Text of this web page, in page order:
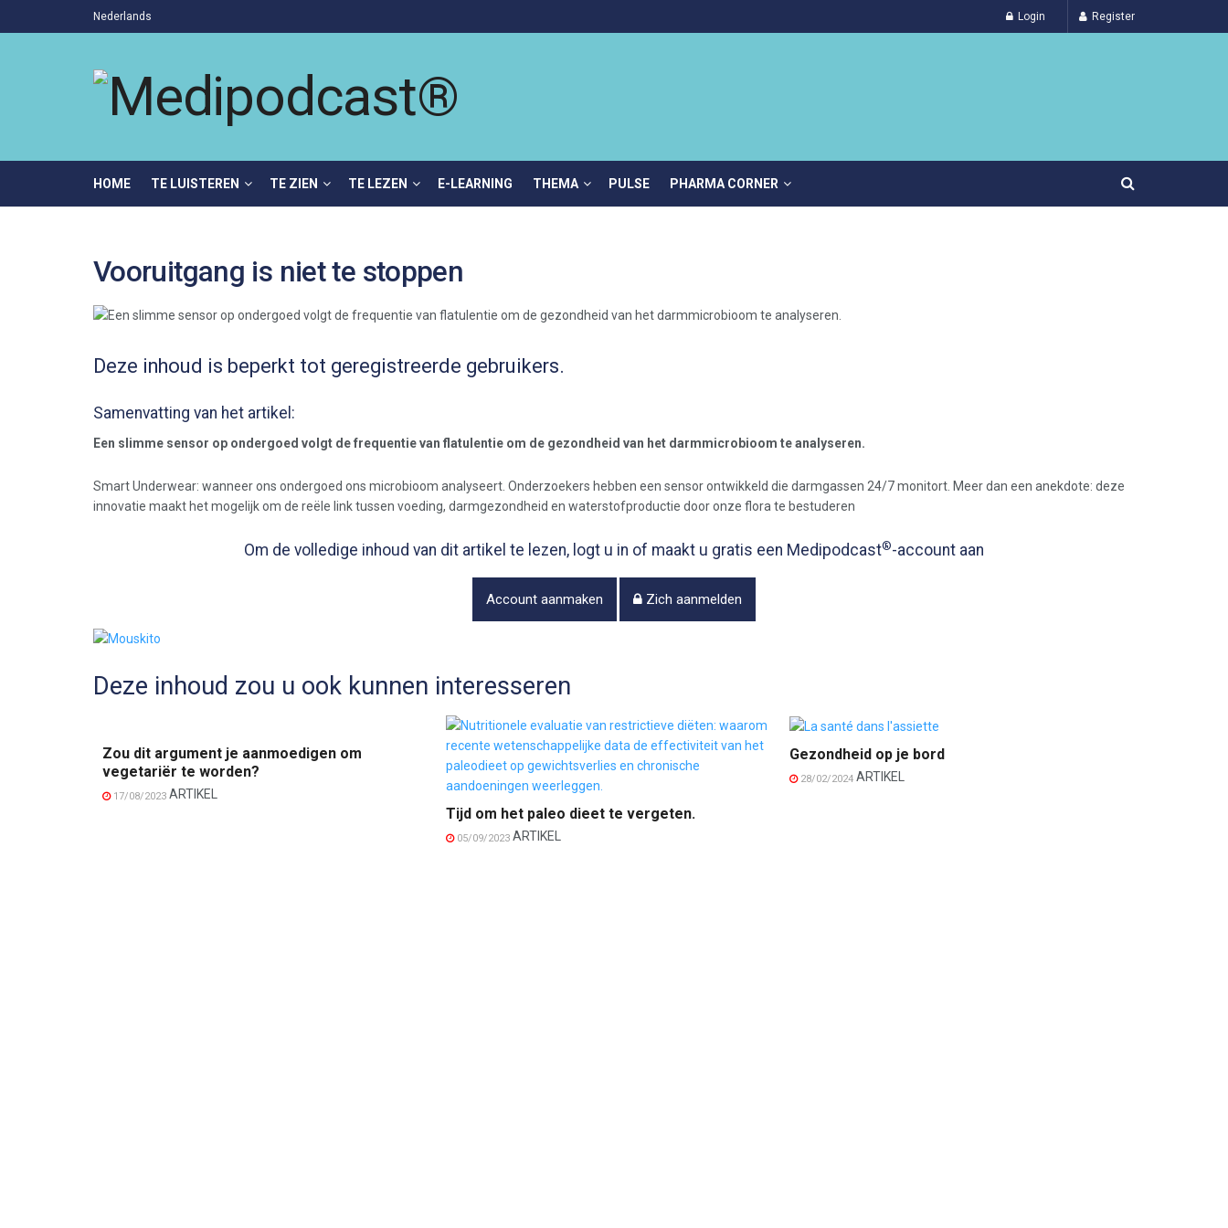
Nederlands Login Register
HOME TE LUISTEREN TE ZIEN TE LEZEN E-LEARNING THEMA PULSE PHARMA CORNER
Vooruitgang is niet te stoppen
Deze inhoud is beperkt tot geregistreerde gebruikers.
Samenvatting van het artikel:
Een slimme sensor op ondergoed volgt de frequentie van flatulentie om de gezondheid van het darmmicrobioom te analyseren.
Smart Underwear: wanneer ons ondergoed ons microbioom analyseert. Onderzoekers hebben een sensor ontwikkeld die darmgassen 24/7 monitort. Meer dan een anekdote: deze
innovatie maakt het mogelijk om de reële link tussen voeding, darmgezondheid en waterstofproductie door onze flora te bestuderen
Om de volledige inhoud van dit artikel te lezen, logt u in of maakt u gratis een Medipodcast®-account aan
Account aanmaken Zich aanmelden
Deze inhoud zou u ook kunnen interesseren
Zou dit argument je aanmoedigen om
vegetariër te worden?
17/08/2023 ARTIKEL
Tijd om het paleo dieet te vergeten.
05/09/2023ARTIKEL
Gezondheid op je bord
28/02/2024ARTIKEL